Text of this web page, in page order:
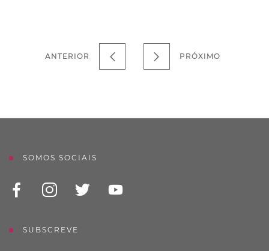
ANTERIOR PRÓXIMO
SOMOS SOCIAIS
SUBSCREVE